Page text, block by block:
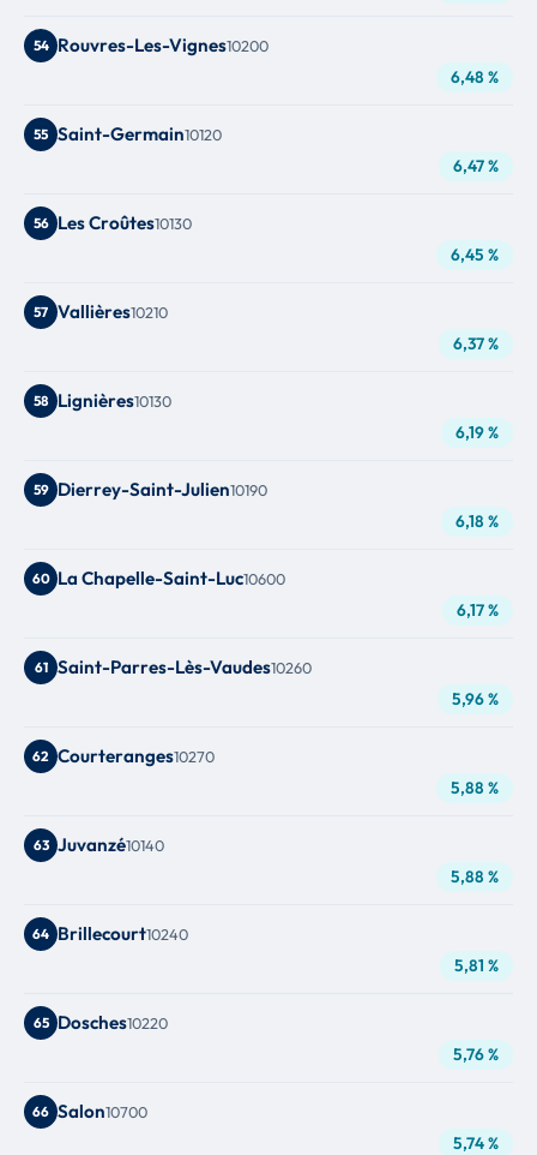
54 Rouvres-Les-Vignes10200
6,48 %
55 Saint-Germain10120
6,47 %
56 Les Croûtes10130
6,45 %
57 Vallières10210
6,37 %
58 Lignières10130
6,19 %
59 Dierrey-Saint-Julien10190
6,18 %
60 La Chapelle-Saint-Luc10600
6,17 %
61 Saint-Parres-Lès-Vaudes10260
5,96 %
62 Courteranges10270
5,88 %
63 Juvanzé10140
5,88 %
64 Brillecourt10240
5,81 %
65 Dosches10220
5,76 %
66 Salon10700
5,74 %